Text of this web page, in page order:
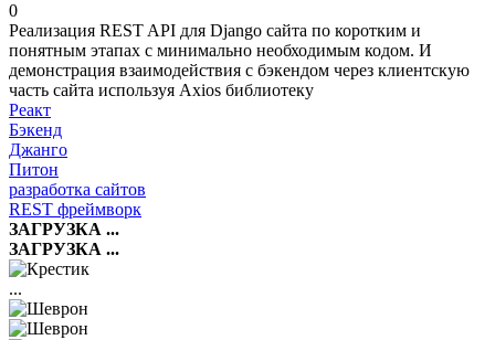
0
Реализация REST API для Django сайта по коротким и
понятным этапах с минимально необходимым кодом. И
демонстрация взаимодействия с бэкендом через клиентскую
часть сайта используя Axios библиотеку
Реакт
Бэкенд
Джанго
Питон
разработка сайтов
REST фреймворк
ЗАГРУЗКА ...
ЗАГРУЗКА ...
...